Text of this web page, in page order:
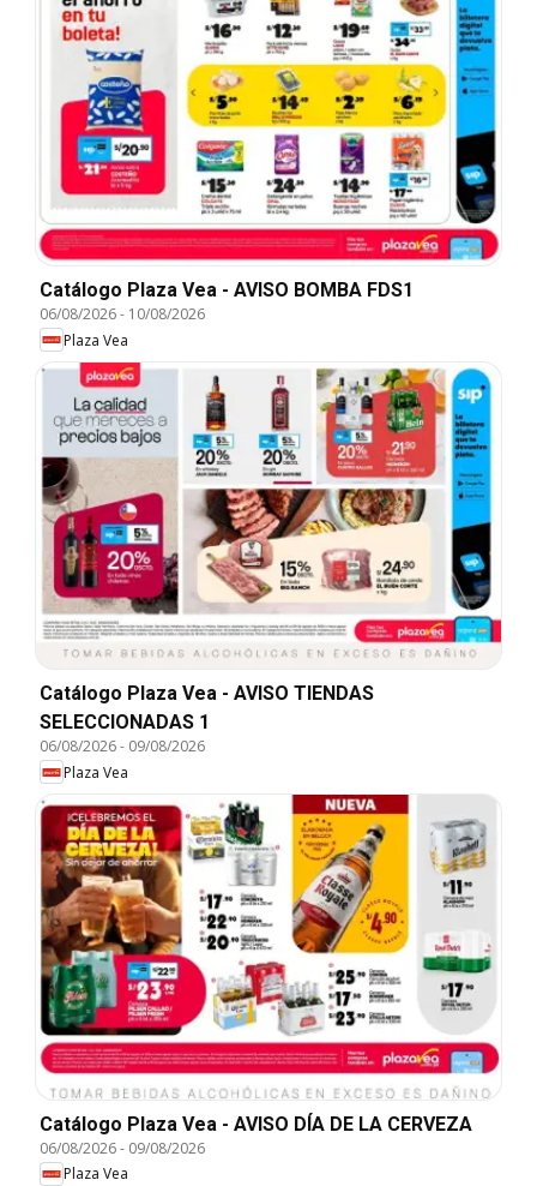
Catálogo Plaza Vea - AVISO BOMBA FDS1
06/08/2026- 10/08/2026
Plaza Vea
Catálogo Plaza Vea - AVISO TIENDAS
SELECCIONADAS 1
06/08/2026- 09/08/2026
Plaza Vea
Catálogo Plaza Vea - AVISO DÍA DE LA CERVEZA
06/08/2026- 09/08/2026
Plaza Vea